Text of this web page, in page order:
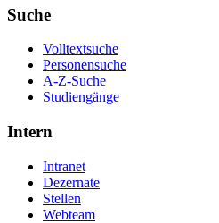
Suche
Volltextsuche
Personensuche
A-Z-Suche
Studiengänge
Intern
Intranet
Dezernate
Stellen
Webteam